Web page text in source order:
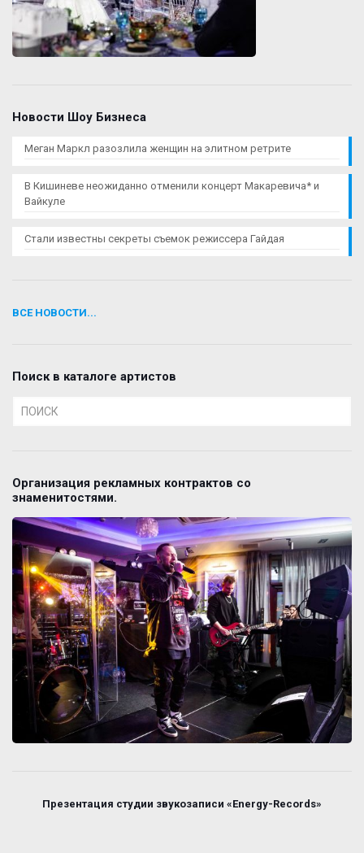
Новости Шоу Бизнеса
Меган Маркл разозлила женщин на элитном ретрите
В Кишиневе неожиданно отменили концерт Макаревича* и
Вайкуле
Стали известны секреты съемок режиссера Гайдая
ВСЕ НОВОСТИ...
Поиск в каталоге артистов
Организация рекламных контрактов со
знаменитостями.
Презентация студии звукозаписи «Energy-Records»